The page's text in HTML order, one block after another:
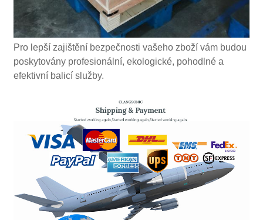
Pro lepší zajištění bezpečnosti vašeho zboží vám budou
poskytovány profesionální, ekologické, pohodlné a
efektivní balicí služby.